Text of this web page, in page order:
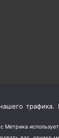
Метрика